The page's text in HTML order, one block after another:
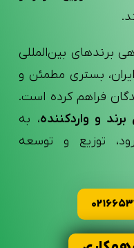
برندهای بین‌المللی
بستری مطمئن و
فراهم کرده است.
و واردکننده، به
توزیع و توسعه